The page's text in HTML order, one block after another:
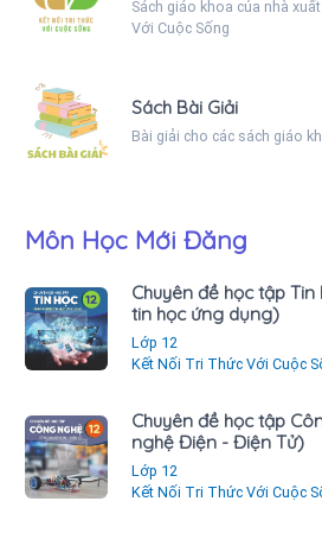
Sách giáo khoa của nhà
Với Cuộc Sống
Sách Bài Giải
Bài giải cho các sách giáo
Môn Học Mới Đăng
Chuyên đề học tập
tin học ứng dụng)
Lớp 12
Kết Nối Tri Thức Với Cuộc
Chuyên đề học tập
nghệ Điện - Điện Tử)
Lớp 12
Kết Nối Tri Thức Với Cuộc